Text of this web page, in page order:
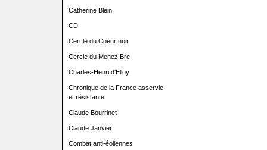
Catherine Blein
CD
Cercle du Coeur noir
Cercle du Menez Bre
Charles-Henri d'Elloy
Chronique de la France asservie
et résistante
Claude Bourrinet
Claude Janvier
Combat anti-éoliennes